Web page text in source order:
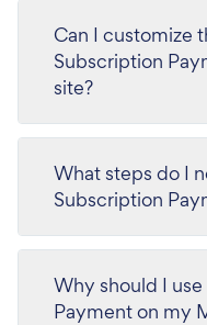
Can I customize
Subscription
site?
What steps do I
Subscription
Why should I
Payment on my